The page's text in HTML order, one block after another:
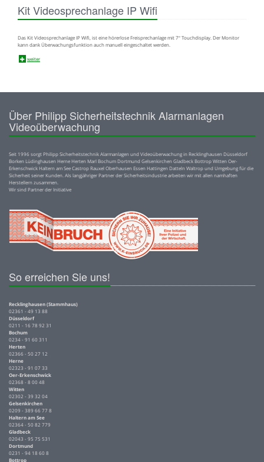
Kit Videosprechanlage IP Wifi
Das Kit Videosprechanlage IP Wifi, ist eine hörerlose Freisprechanlage mit 7“ Touchdisplay. Der Monitor
kann dank Überwachungsfunktion auch manuell eingeschaltet werden.
weiter
Über Philipp Sicherheitstechnik Alarmanlagen
Videoüberwachung
Seit 1996 sorgt Philipp Sicherheitstechnik Alarmanlagen und Videoüberwachung in Recklinghausen Düsseldorf
Borken Lüdinghausen Herne Herten Marl Bochum Dortmund Gelsenkirchen Gladbeck Bottrop Witten Oer-
Erkenschwick Haltern am See Castrop Rauxel Oberhausen Essen Hattingen Datteln Waltrop und Umgebung für die
Sicherheit seiner Kunden. Als langjähriger Partner der Sicherheitsindustrie arbeiten wir mit allen namhaften
Herstellern zusammen.
Wir sind Partner der Initiative
So erreichen Sie uns!
Recklinghausen (Stammhaus)
02361 - 49 13 88
Düsseldorf
0211 - 16 78 92 31
Bochum
0234 - 91 60 311
Herten
02366 - 50 27 12
Herne
02323 - 91 07 33
Oer-Erkenschwick
02368 - 8 00 48
Witten
02302 - 39 32 04
Gelsenkirchen
0209 - 389 66 77 8
Haltern am See
02364 - 50 82 779
Gladbeck
02043 - 95 75 531
Dortmund
0231 - 94 18 60 8
Bottrop